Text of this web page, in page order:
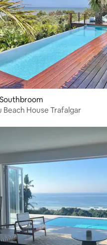
Beach House Trafalgar